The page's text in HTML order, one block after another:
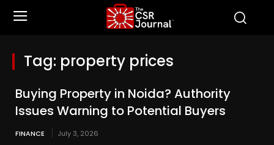
Tag: property prices
Buying Property in Noida? Authority
Issues Warning to Potential Buyers
FINANCE July 3, 2026